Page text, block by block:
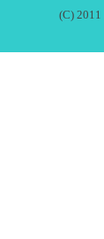
(C) 2011